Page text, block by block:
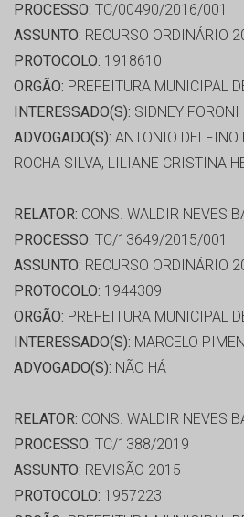
PROCESSO: TC/00490/2016/001
ASSUNTO: RECURSO ORDINÁRIO
PROTOCOLO: 1918610
ORGÃO: PREFEITURA MUNICIPAL
INTERESSADO(S): SIDNEY FORONI
ADVOGADO(S): ANTONIO DELFINO
ROCHA SILVA, LILIANE CRISTINA
RELATOR: CONS. WALDIR NEVES
PROCESSO: TC/13649/2015/001
ASSUNTO: RECURSO ORDINÁRIO
PROTOCOLO: 1944309
ORGÃO: PREFEITURA MUNICIPAL
INTERESSADO(S): MARCELO
ADVOGADO(S): NÃO HÁ
RELATOR: CONS. WALDIR NEVES
PROCESSO: TC/1388/2019
ASSUNTO: REVISÃO 2015
PROTOCOLO: 1957223